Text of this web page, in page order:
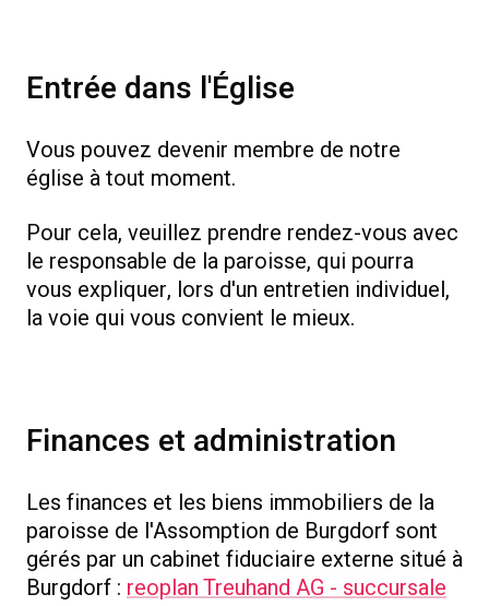
Entrée dans l'Église
Vous pouvez devenir membre de notre
église à tout moment.
Pour cela, veuillez prendre rendez-vous avec
le responsable de la paroisse, qui pourra
vous expliquer, lors d'un entretien individuel,
la voie qui vous convient le mieux.
Finances et administration
Les finances et les biens immobiliers de la
paroisse de l'Assomption de Burgdorf sont
gérés par un cabinet fiduciaire externe situé à
Burgdorf : reoplan Treuhand AG - succursale